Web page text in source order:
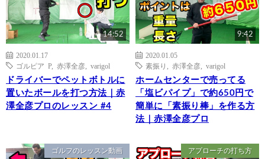
14:52
2020.01.17
ゴルピア P
赤澤全彦 varigol
ドライバーでペットボトルに
置いたボールを打つ方法｜赤
澤全彦プロのレッスン #4
9:42
2020.01.05
素振り
赤澤全彦 varigol
ホームセンターで売ってる
「塩ビパイプ」で約650円で
簡単に「素振り棒」を作る方
法｜赤澤全彦プロ
ゴルフのレッスン動画 アプローチの打ち方